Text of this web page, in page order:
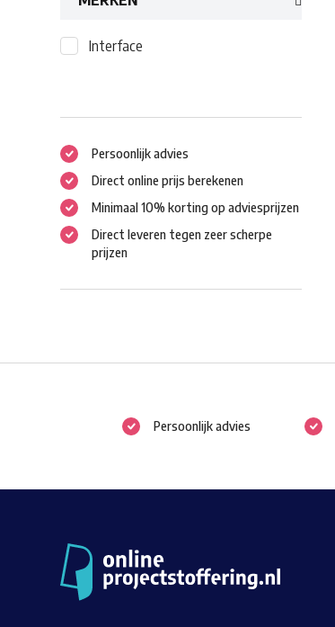
Interface
Persoonlijk advies
Direct online prijs berekenen
Minimaal 10% korting op adviesprijzen
Direct leveren tegen zeer scherpe
prijzen
Persoonlijk advies